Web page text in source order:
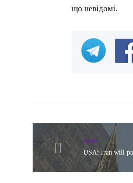
що невідомі.
Архів
USA: Iran will